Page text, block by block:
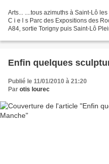
Arts... ....tous azimuths à Saint-Lô
C i e l s Parc des Expositions des
A84, sortie Torigny puis Saint-Lô
Enfin quelques
Publié le 11/01/2010 à 21:20
Par otis lourec